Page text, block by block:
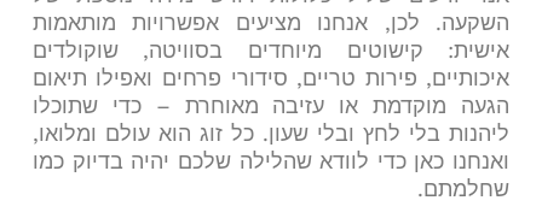
השקעה. לכן, אנחנו מציעים אפשרויות מותאמות
אישית: קישוטים מיוחדים בסוויטה, שוקולדים
איכותיים, פירות טריים, סידורי פרחים ואפילו תיאום
הגעה מוקדמת או עזיבה מאוחרת – כדי שתוכלו
ליהנות בלי לחץ ובלי שעון. כל זוג הוא עולם ומלואו,
ואנחנו כאן כדי לוודא שהלילה שלכם יהיה בדיוק כמו
שחלמתם.